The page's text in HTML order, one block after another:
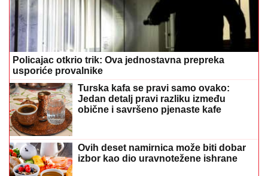
Policajac otkrio trik: Ova jednostavna prepreka
usporiće provalnike
Turska kafa se pravi samo ovako:
Jedan detalj pravi razliku između
obične i savršeno pjenaste kafe
Ovih deset namirnica može biti dobar